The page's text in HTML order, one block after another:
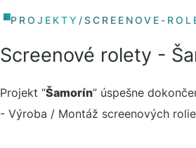
PROJEKTY /SCREENOVE-
Screenové rolety -
Projekt “Šamorín” úspešne
- Výroba / Montáž screenových